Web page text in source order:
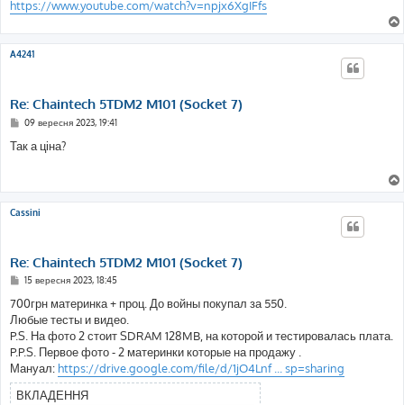
https://www.youtube.com/watch?v=npjx6XgIFfs
A4241
Re: Chaintech 5TDM2 M101 (Socket 7)
П
в
і
н
09 вересня 2023, 19:41
Так а ціна?
Cassini
Re: Chaintech 5TDM2 M101 (Socket 7)
П
в
і
д
о
м
л
е
н
н
я
15 вересня 2023, 18:45
700грн материнка + проц. До войны покупал за 550.
Любые тесты и видео.
P.S. На фото 2 стоит SDRAM 128MB, на которой и тестировалась плата.
P.P.S. Первое фото - 2 материнки которые на продажу .
Мануал: https://drive.google.com/file/d/1jO4Lnf ... sp=sharing
ВКЛАДЕННЯ